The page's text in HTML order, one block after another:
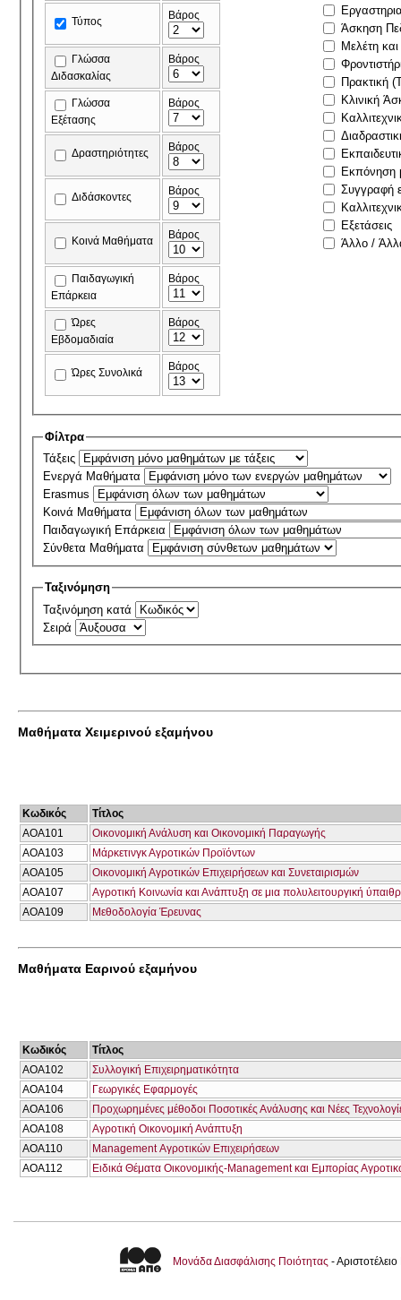
Τύπος Βάρος
Γλώσσα
Διδασκαλίας
Βάρος
Γλώσσα
Εξέτασης
Βάρος
Δραστηριότητες Βάρος
Διδάσκοντες Βάρος
Κοινά Μαθήματα Βάρος
Παιδαγωγική
Επάρκεια
Βάρος
Ώρες
Εβδομαδιαία
Βάρος
Ώρες Συνολικά Βάρος
Άσκηση
Μελέτη
Πρακτική
Κλινική
Εκπόνηση
Συγγραφή
Εξετάσεις
Άλλο /
Φίλτρα
Τάξεις
Ενεργά Μαθήματα
Erasmus
Κοινά Μαθήματα
Παιδαγωγική Επάρκεια
Σύνθετα Μαθήματα
Ταξινόμηση
Ταξινόμηση κατά
Σειρά
Μαθήματα Χειμερινού εξαμήνου
Κωδικός
Τίτλος
AOA101
Οικονομική Ανάλυση και Οικονομική Παραγωγής
AOA103
Μάρκετινγκ Αγροτικών Προϊόντων
AOA105
Οικονομική Αγροτικών Επιχειρήσεων και Συνεταιρισμών
AOA107
Αγροτική Κοινωνία και Ανάπτυξη σε μια πολυλειτουργική
AOA109
Μεθοδολογία Έρευνας
Μαθήματα Εαρινού εξαμήνου
Κωδικός
Τίτλος
AOA102
Συλλογική Επιχειρηματικότητα
AOA104
Γεωργικές Εφαρμογές
AOA106
Προχωρημένες μέθοδοι Ποσοτικές Ανάλυσης και Νέες
AOA108
Αγροτική Οικονομική Ανάπτυξη
AOA110
Management Αγροτικών Επιχειρήσεων
AOA112
Ειδικά Θέματα Οικονομικής-Management και Εμπορίας
Μονάδα Διασφάλισης Ποιότητας -